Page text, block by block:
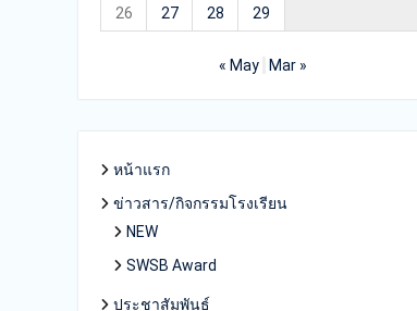
26
27 28 29
« May Mar »
หน้าแรก
ข่าวสาร/กิจกรรมโรงเรียน
NEW
SWSB Award
ประชาสัมพันธ์